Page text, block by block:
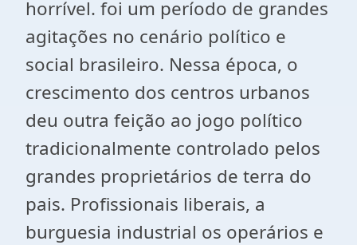
horrível. foi um período de grandes
agitações no cenário político e
social brasileiro. Nessa época, o
crescimento dos centros urbanos
deu outra feição ao jogo político
tradicionalmente controlado pelos
grandes proprietários de terra do
pais. Profissionais liberais, a
burguesia industrial os operários e